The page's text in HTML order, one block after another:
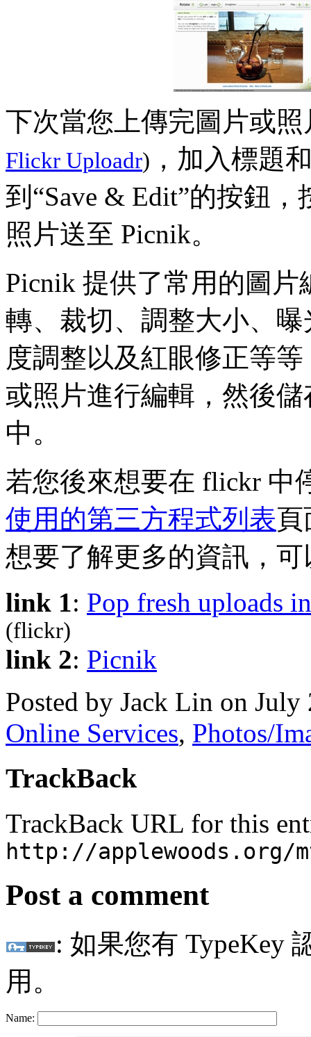
下次當您上傳完圖片或
Flickr Uploadr) ，加入標題
到“Save & Edit”的按鈕
照片送至 Picnik。
Picnik 提供了常用的圖
轉、裁切、調整大小、
度調整以及紅眼修正等
或照片進行編輯，然後
中。
若您後來想要在 flickr 中
使用的第三方程式列表頁
想要了解更多的資訊，
link 1: Pop fresh uploads
(flickr)
link 2: Picnik
Posted by Jack Lin on
Online Services, Photos/
TrackBack
TrackBack URL for this
http://applewoods.org/
Post a comment
: 如果您有 TypeKey
用。
Name: